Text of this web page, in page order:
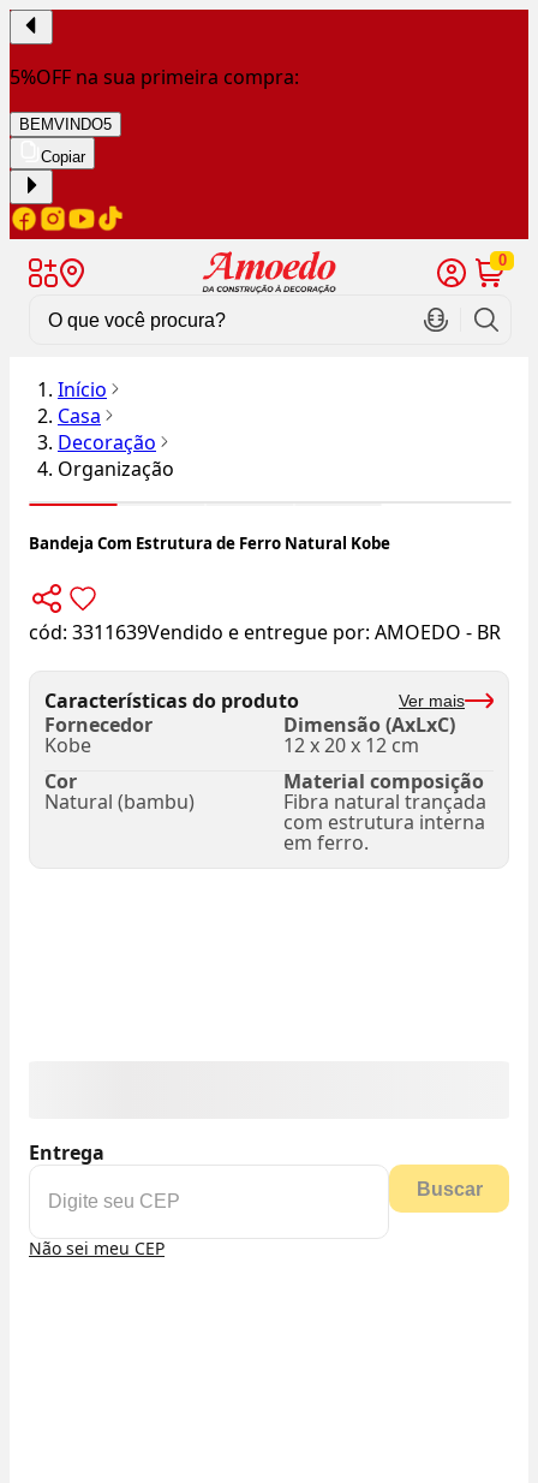
5%OFF na sua primeira compra:
BEMVINDO5
Copiar
0
Início
Casa
Decoração
Organização
Bandeja Com Estrutura de Ferro Natural Kobe
cód: 3311639Vendido e entregue por: AMOEDO - BR
Características do produto Ver mais
Fornecedor
Kobe
Dimensão (AxLxC)
12 x 20 x 12 cm
Cor
Natural (bambu)
Material composição
Fibra natural trançada
com estrutura interna
em ferro.
Entrega
Buscar
Não sei meu CEP